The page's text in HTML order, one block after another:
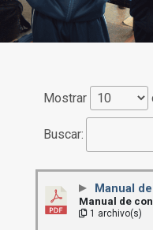
Mostrar
Buscar:
Manual
Manual de
1 archivo(s)